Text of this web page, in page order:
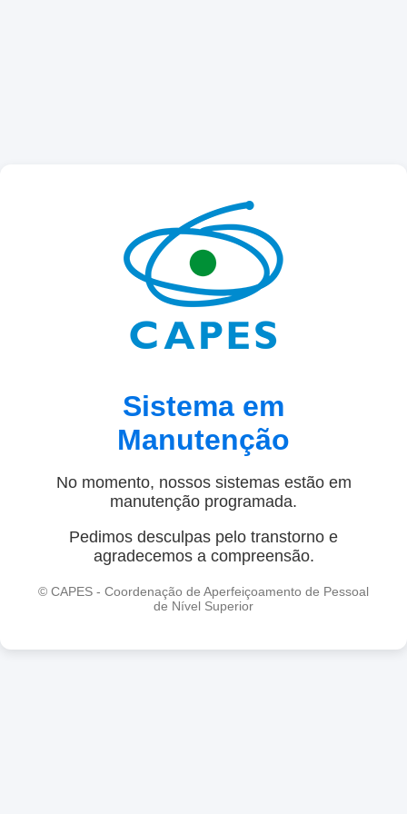
Sistema em
Manutenção
No momento, nossos sistemas estão em
manutenção programada.
Pedimos desculpas pelo transtorno e
agradecemos a compreensão.
© CAPES - Coordenação de Aperfeiçoamento de Pessoal
de Nível Superior